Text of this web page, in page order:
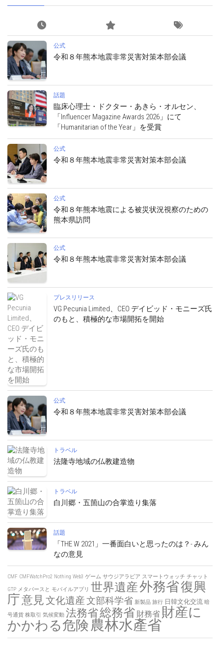
公式
令和８年熊本地震非常災害対策本部会議
話題
臨床心理士・ドクター・あきら・オルセン、
「Influencer Magazine Awards 2026」にて
「Humanitarian of the Year」を受賞
公式
令和８年熊本地震非常災害対策本部会議
公式
令和８年熊本地震による被災状況視察のための
熊本県訪問
公式
令和８年熊本地震非常災害対策本部会議
プレスリリース
VG Pecunia Limited、CEO デイビッド・モニーズ氏
のもと、積極的な市場開拓を開始
公式
令和８年熊本地震非常災害対策本部会議
トラベル
法隆寺地域の仏教建造物
トラベル
白川郷・五箇山の合掌造り集落
話題
「THE W 2021」一番面白いと思ったのは？- みん
なの意見
CMF CMFWatchPro2 Nothing Web3 ゲーム サウジアラビア スマートウォッチ チャット
GTP メタバースと モバイルアプリ 世界遺産外務省復興
庁意見文化遺産文部科学省 新製品 旅行 日韓文化交流 暗
号通貨 株取引 気候変動 法務省総務省 財務省 財産に
かかわる危険農林水產省